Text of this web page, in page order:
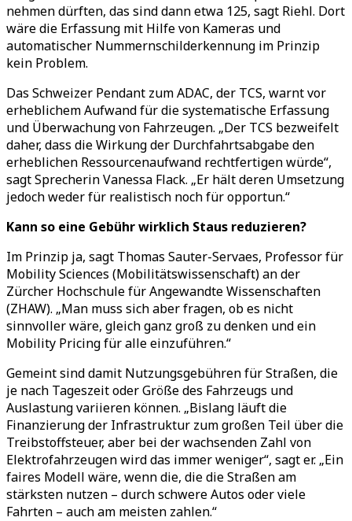
nehmen dürften, das sind dann etwa 125, sagt Riehl. Dort
wäre die Erfassung mit Hilfe von Kameras und
automatischer Nummernschilderkennung im Prinzip
kein Problem.
Das Schweizer Pendant zum ADAC, der TCS, warnt vor
erheblichem Aufwand für die systematische Erfassung
und Überwachung von Fahrzeugen. „Der TCS bezweifelt
daher, dass die Wirkung der Durchfahrtsabgabe den
erheblichen Ressourcenaufwand rechtfertigen würde“,
sagt Sprecherin Vanessa Flack. „Er hält deren Umsetzung
jedoch weder für realistisch noch für opportun.“
Kann so eine Gebühr wirklich Staus reduzieren?
Im Prinzip ja, sagt Thomas Sauter-Servaes, Professor für
Mobility Sciences (Mobilitätswissenschaft) an der
Zürcher Hochschule für Angewandte Wissenschaften
(ZHAW). „Man muss sich aber fragen, ob es nicht
sinnvoller wäre, gleich ganz groß zu denken und ein
Mobility Pricing für alle einzuführen.“
Gemeint sind damit Nutzungsgebühren für Straßen, die
je nach Tageszeit oder Größe des Fahrzeugs und
Auslastung variieren können. „Bislang läuft die
Finanzierung der Infrastruktur zum großen Teil über die
Treibstoffsteuer, aber bei der wachsenden Zahl von
Elektrofahrzeugen wird das immer weniger“, sagt er. „Ein
faires Modell wäre, wenn die, die die Straßen am
stärksten nutzen – durch schwere Autos oder viele
Fahrten – auch am meisten zahlen.“